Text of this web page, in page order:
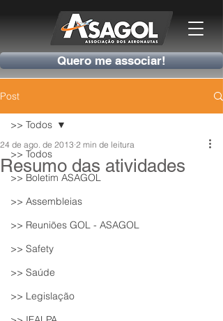
Quero me associar!
Post
>> Todos
>> Boletim ASAGOL
>> Assembleias
>> Reuniões GOL - ASAGOL
>> Safety
>> Saúde
>> Legislação
>> Todos
Resumo das atividades
24 de ago. de 2013 2 min de leitura